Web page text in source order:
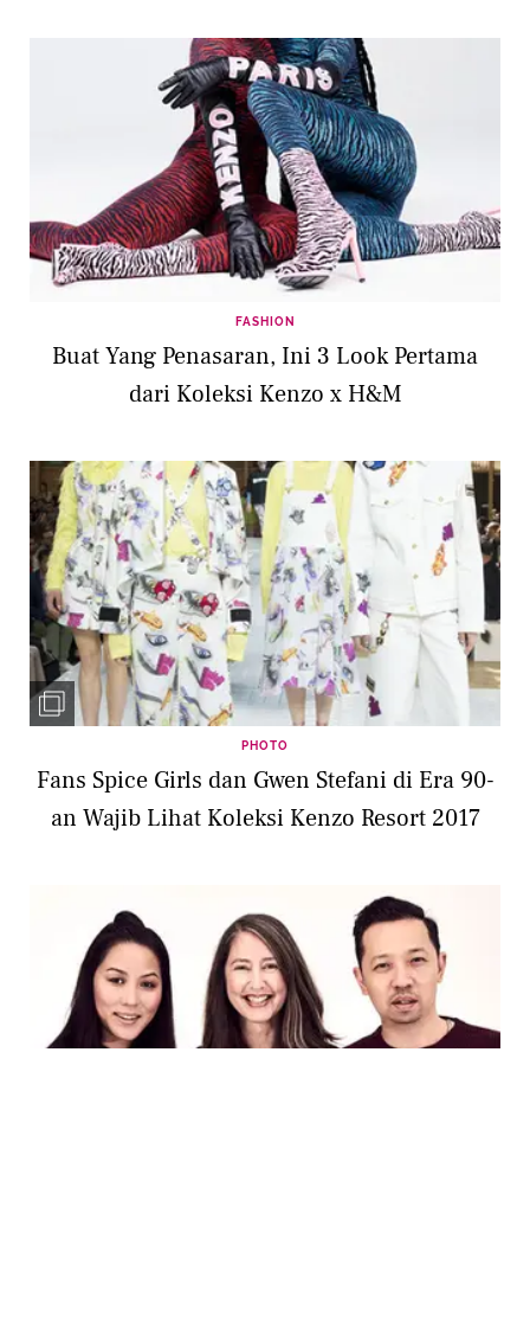
FASHION
Buat Yang Penasaran, Ini 3 Look Pertama
dari Koleksi Kenzo x H&M
PHOTO
Fans Spice Girls dan Gwen Stefani di Era 90-
an Wajib Lihat Koleksi Kenzo Resort 2017